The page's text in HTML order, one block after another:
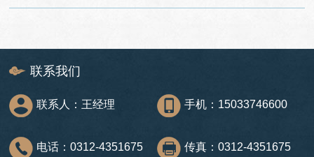
联系我们
联系人：王经理 手机：15033746600
电话：0312-4351675 传真：0312-4351675